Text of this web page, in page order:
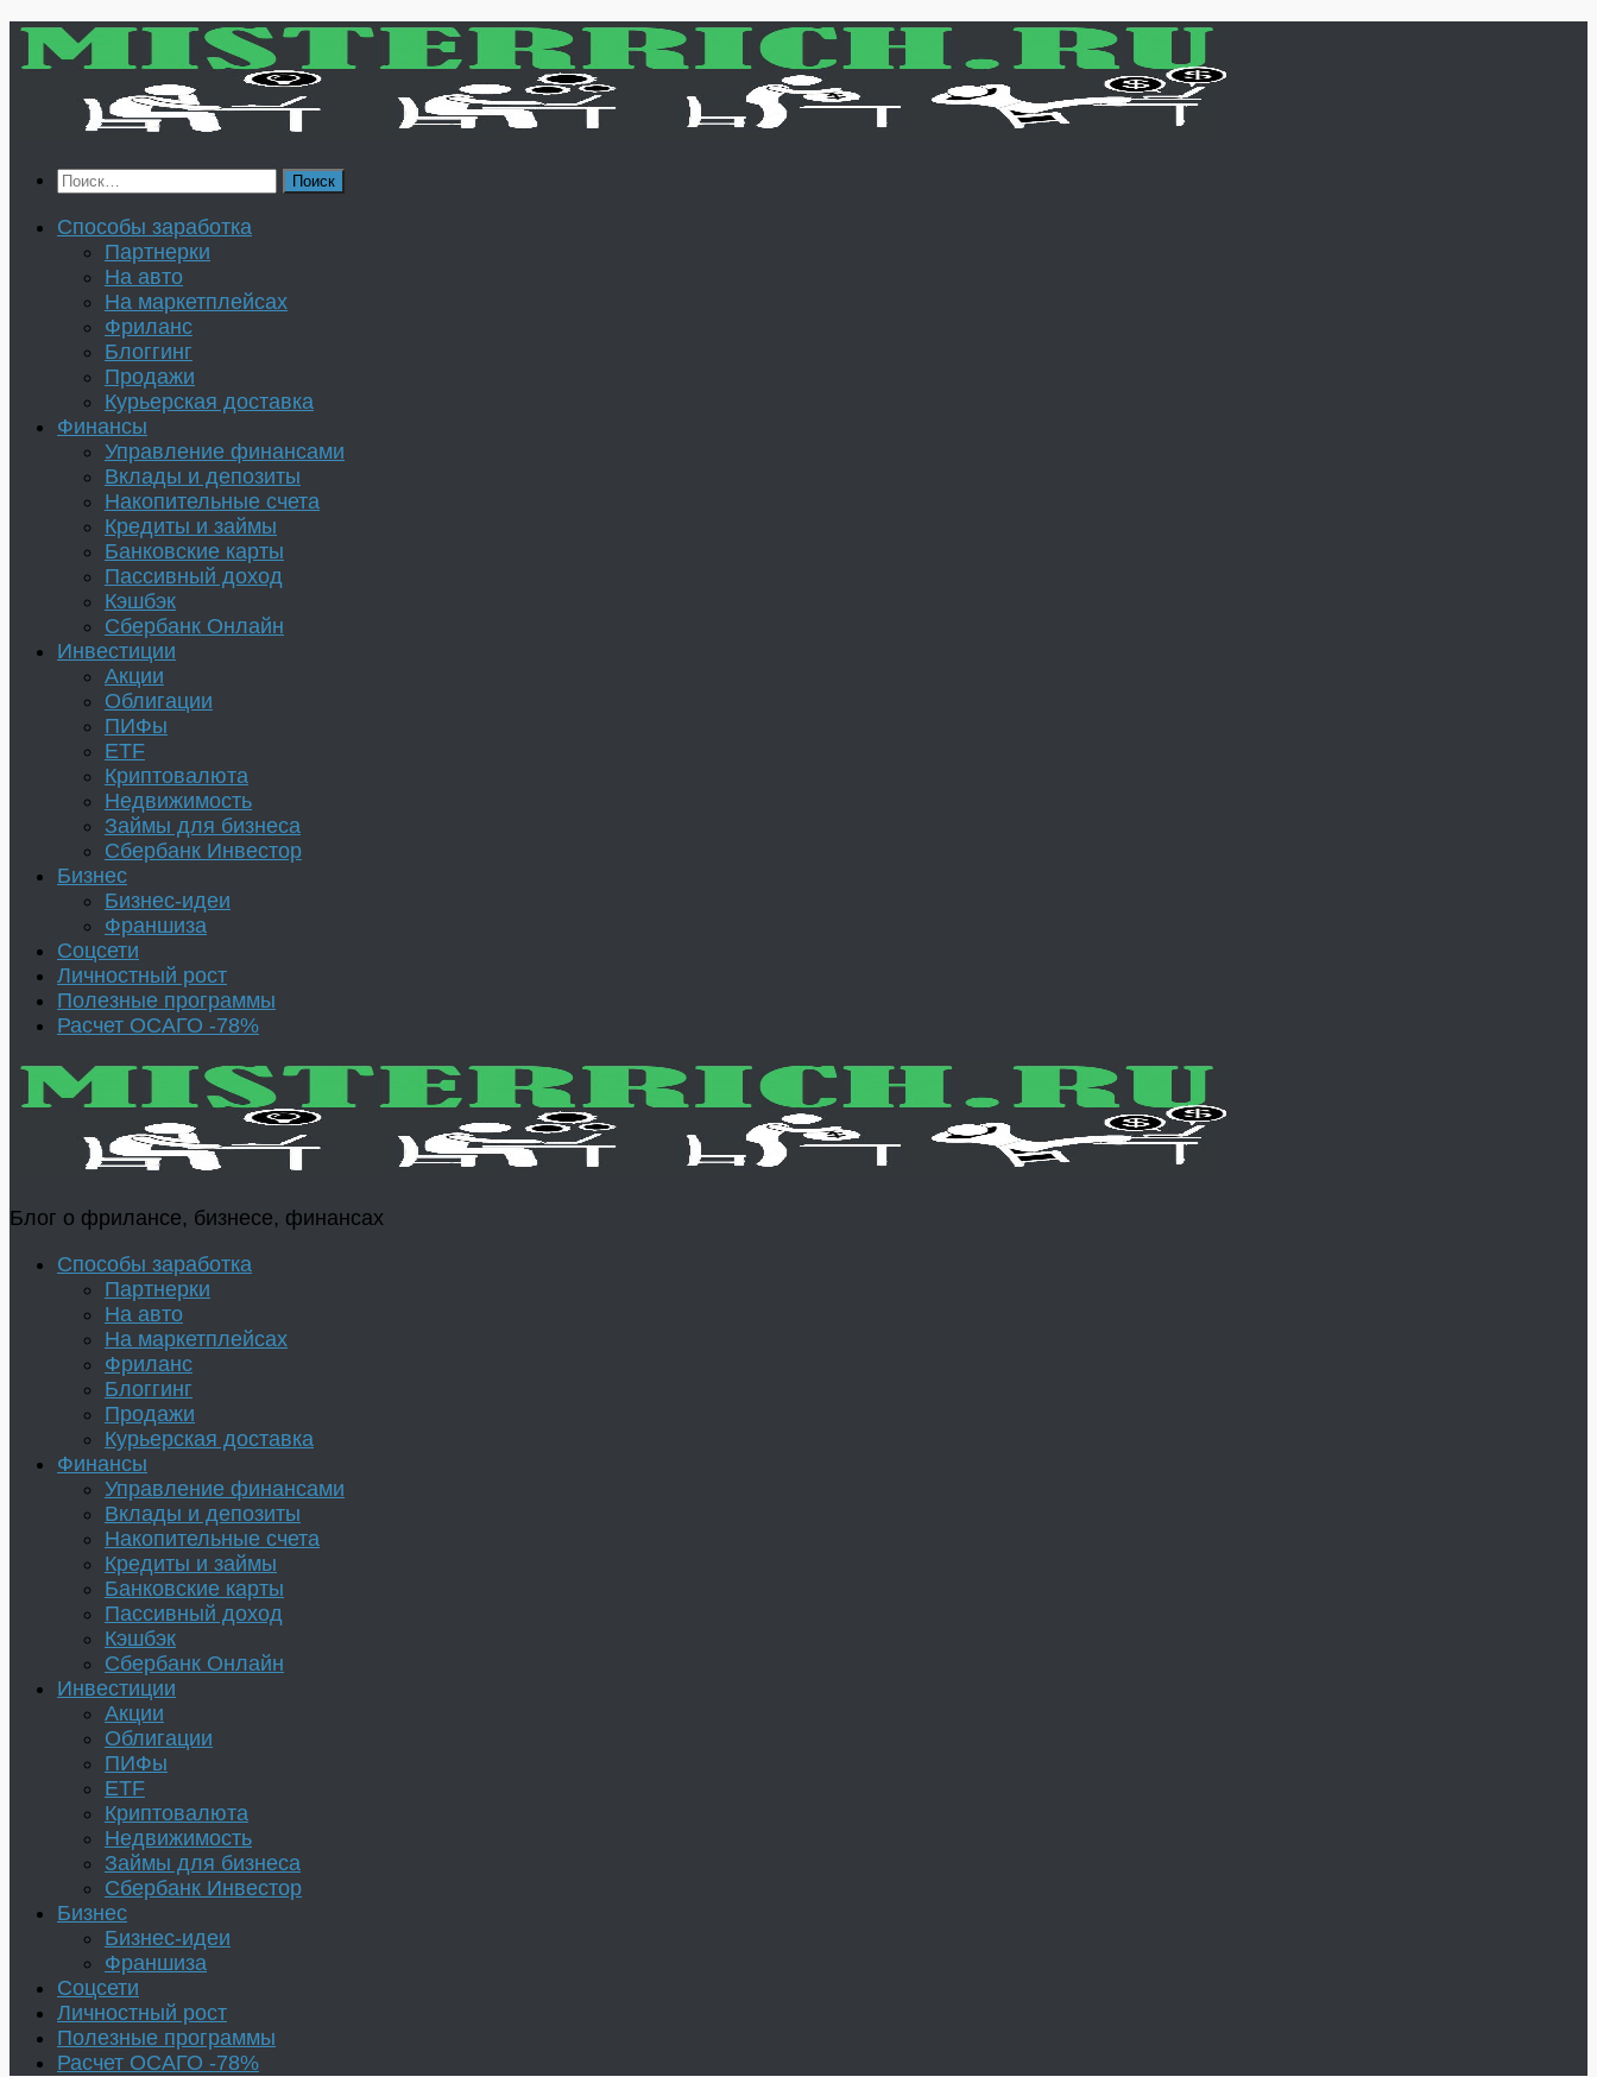
Перейти
Найти:
Способы заработка
Партнерки
На авто
На маркетплейсах
Фриланс
Блоггинг
Продажи
Курьерская доставка
Финансы
Управление финансами
Вклады и депозиты
Накопительные счета
Кредиты и займы
Банковские карты
Пассивный доход
Кэшбэк
Сбербанк Онлайн
Инвестиции
Акции
Облигации
ПИФы
ETF
Криптовалюта
Недвижимость
Займы для бизнеса
Сбербанк Инвестор
Бизнес
Бизнес-идеи
Франшиза
Соцсети
Личностный рост
Полезные программы
Расчет ОСАГО -78%
Блог о фрилансе, бизнесе, финансах
Способы заработка
Партнерки
На авто
На маркетплейсах
Фриланс
Блоггинг
Продажи
Курьерская доставка
Финансы
Управление финансами
Вклады и депозиты
Накопительные счета
Кредиты и займы
Банковские карты
Пассивный доход
Кэшбэк
Сбербанк Онлайн
Инвестиции
Акции
Облигации
ПИФы
ETF
Криптовалюта
Недвижимость
Займы для бизнеса
Сбербанк Инвестор
Бизнес
Бизнес-идеи
Франшиза
Соцсети
Личностный рост
Полезные программы
Расчет ОСАГО -78%